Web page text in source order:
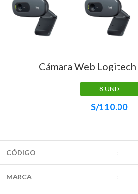
Cámara Web
8 UND
S/110.00
CÓDIGO :
MARCA :